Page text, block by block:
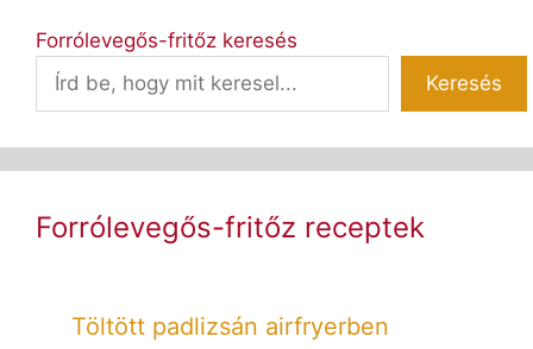
Forrólevegős-fritőz keresés
Keresés
Forrólevegős-fritőz receptek
Töltött padlizsán airfryerben